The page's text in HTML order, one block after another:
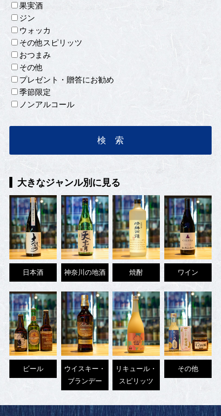
果実酒
ジン
ウォッカ
その他スピリッツ
おつまみ
その他
プレゼント・贈答にお勧め
季節限定
ノンアルコール
大きなジャンル別に見る
日本酒 神奈川の地酒 焼酎 ワイン
ビール
ウイスキー・
ブランデー
リキュール・
スピリッツ
その他